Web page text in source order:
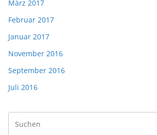
März 2017
Februar 2017
Januar 2017
November 2016
September 2016
Juli 2016